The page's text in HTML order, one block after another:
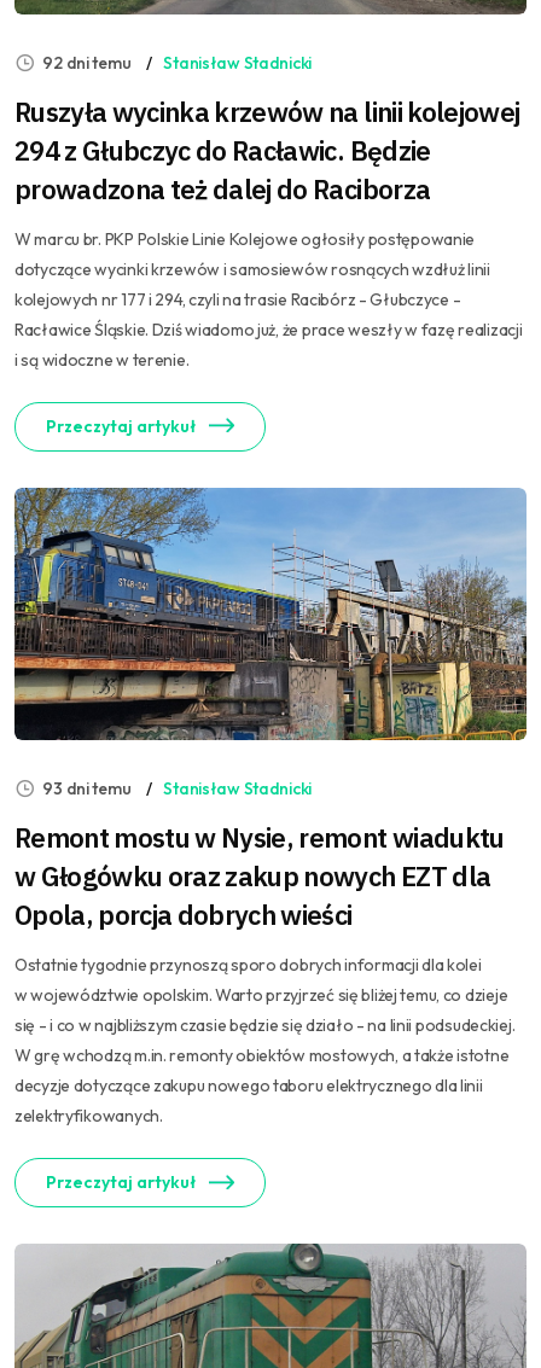
92 dni temu Stanisław Stadnicki
Ruszyła wycinka krzewów na linii kolejowej
294 z Głubczyc do Racławic. Będzie
prowadzona też dalej do Raciborza
W marcu br. PKP Polskie Linie Kolejowe ogłosiły postępowanie
dotyczące wycinki krzewów i samosiewów rosnących wzdłuż linii
kolejowych nr 177 i 294, czyli na trasie Racibórz - Głubczyce -
Racławice Śląskie. Dziś wiadomo już, że prace weszły w fazę realizacji
i są widoczne w terenie.
Przeczytaj artykuł
93 dni temu Stanisław Stadnicki
Remont mostu w Nysie, remont wiaduktu
w Głogówku oraz zakup nowych EZT dla
Opola, porcja dobrych wieści
Ostatnie tygodnie przynoszą sporo dobrych informacji dla kolei
w województwie opolskim. Warto przyjrzeć się bliżej temu, co dzieje
się - i co w najbliższym czasie będzie się działo - na linii podsudeckiej.
W grę wchodzą m.in. remonty obiektów mostowych, a także istotne
decyzje dotyczące zakupu nowego taboru elektrycznego dla linii
zelektryfikowanych.
Przeczytaj artykuł